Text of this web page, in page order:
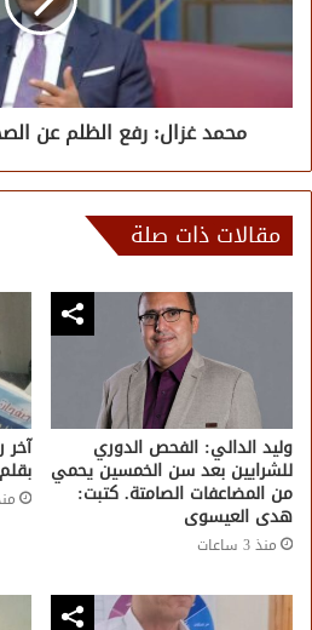
محمد غزال: رفع الظلم عن
مقالات ذات صلة
وليد الدالي: الفحص الدوري
للشرايين بعد سن الخمسين يحمي
من المضاعفات الصامتة. كتبت:
هدى العيسوى
منذ 3 ساعات
آخر
منذ 3